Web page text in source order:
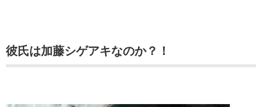
彼氏は加藤シゲアキなのか？！